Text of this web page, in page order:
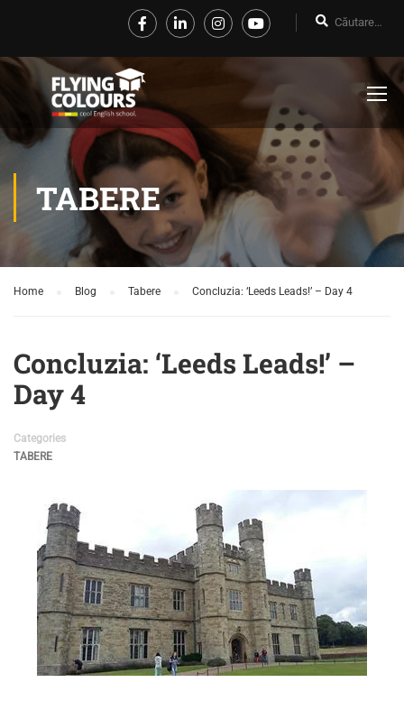
TABERE
Home Blog Tabere Concluzia: ‘Leeds Leads!’ – Day 4
Concluzia: ‘Leeds Leads!’ –
Day 4
Categories
TABERE